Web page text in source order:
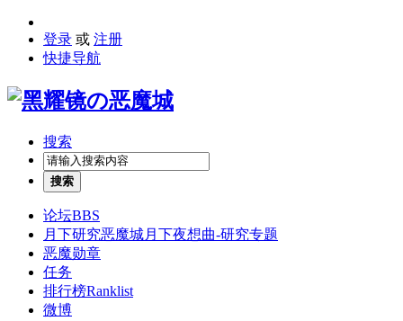
登录 或 注册
快捷导航
搜索
搜索
论坛BBS
月下研究恶魔城月下夜想曲-研究专题
恶魔勋章
任务
排行榜Ranklist
微博